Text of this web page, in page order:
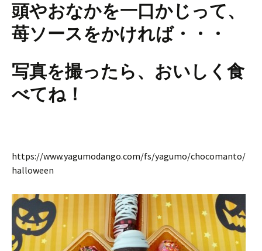
頭やおなかを一口かじって、
苺ソースをかければ・・・
写真を撮ったら、おいしく食
べてね！
https://www.yagumodango.com/fs/yagumo/chocomanto/
halloween